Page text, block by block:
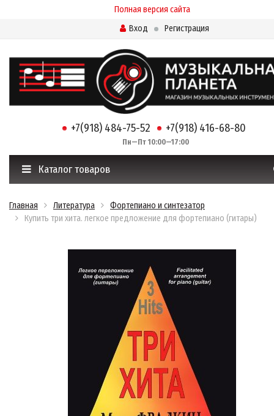
Полная версия сайта
Вход
Регистрация
+7(918) 484-75-52 +7(918) 416-68-80
Пн—Пт 10:00—17:00
Каталог товаров
Главная Литература
Фортепиано и синтезатор
Купить три хита. легкое предложение для фортепиано (гитары)